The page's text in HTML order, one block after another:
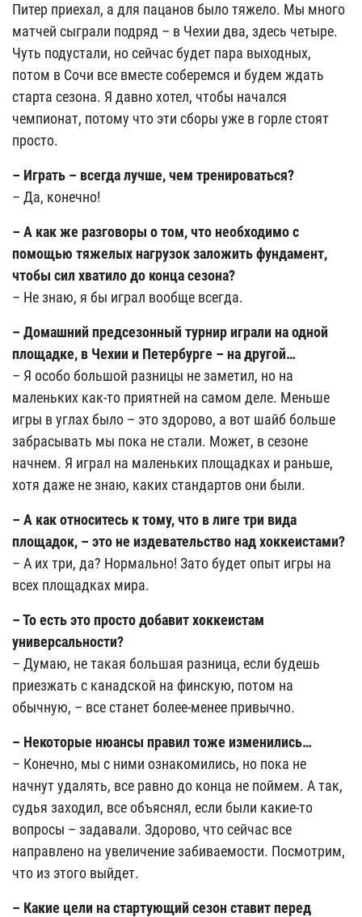
Питер приехал, а для пацанов было тяжело. Мы много
матчей сыграли подряд – в Чехии два, здесь четыре.
Чуть подустали, но сейчас будет пара выходных,
потом в Сочи все вместе соберемся и будем ждать
старта сезона. Я давно хотел, чтобы начался
чемпионат, потому что эти сборы уже в горле стоят
просто.
– Играть – всегда лучше, чем тренироваться?
– Да, конечно!
– А как же разговоры о том, что необходимо с
помощью тяжелых нагрузок заложить фундамент,
чтобы сил хватило до конца сезона?
– Не знаю, я бы играл вообще всегда.
– Домашний предсезонный турнир играли на одной
площадке, в Чехии и Петербурге – на другой…
– Я особо большой разницы не заметил, но на
маленьких как-то приятней на самом деле. Меньше
игры в углах было – это здорово, а вот шайб больше
забрасывать мы пока не стали. Может, в сезоне
начнем. Я играл на маленьких площадках и раньше,
хотя даже не знаю, каких стандартов они были.
– А как относитесь к тому, что в лиге три вида
площадок, – это не издевательство над хоккеистами?
– А их три, да? Нормально! Зато будет опыт игры на
всех площадках мира.
– То есть это просто добавит хоккеистам
универсальности?
– Думаю, не такая большая разница, если будешь
приезжать с канадской на финскую, потом на
обычную, – все станет более-менее привычно.
– Некоторые нюансы правил тоже изменились…
– Конечно, мы с ними ознакомились, но пока не
начнут удалять, все равно до конца не поймем. А так,
судья заходил, все объяснял, если были какие-то
вопросы – задавали. Здорово, что сейчас все
направлено на увеличение забиваемости. Посмотрим,
что из этого выйдет.
– Какие цели на стартующий сезон ставит перед